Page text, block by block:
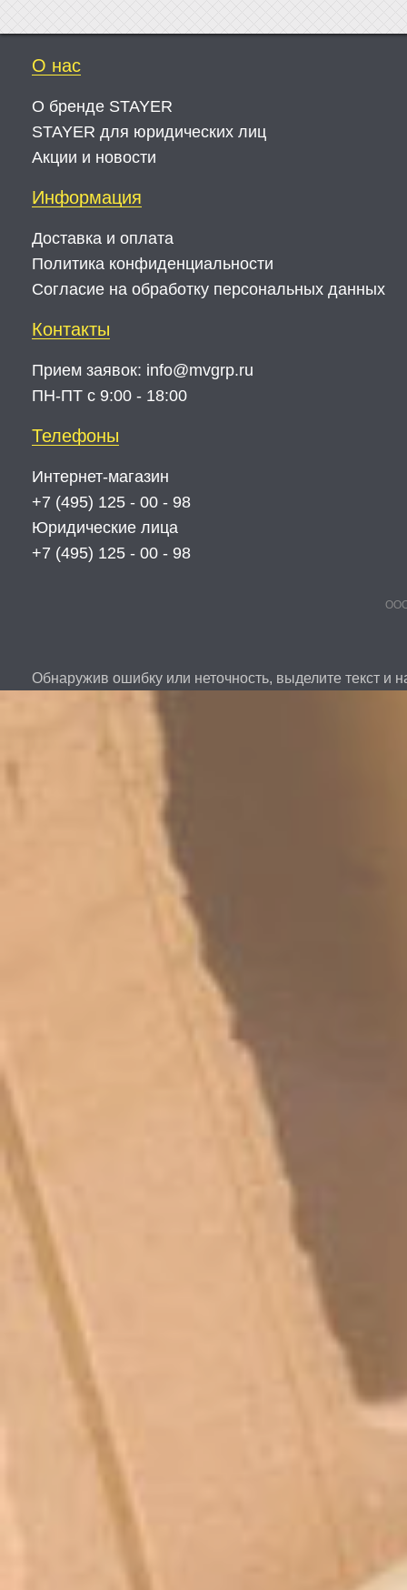
О нас
О бренде STAYER
STAYER для юридических лиц
Акции и новости
Информация
Доставка и оплата
Политика конфиденциальности
Согласие на обработку персональных данных
Контакты
Прием заявок: info@mvgrp.ru
ПН-ПТ с 9:00 - 18:00
Телефоны
Интернет-магазин
+7 (495) 125 - 00 - 98
Юридические лица
+7 (495) 125 - 00 - 98
ООО
Обнаружив ошибку или неточность, выделите текст и